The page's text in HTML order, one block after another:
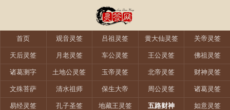
首页 观音灵签 吕祖灵签 黄大仙灵签 关帝灵签
天后灵签 月老灵签 车公灵签 王公灵签 佛祖灵签
诸葛测字 土地公灵签 玉帝灵签 北帝灵签 财神灵签
文殊菩萨 清水祖师 保生大帝 周公灵签 诸葛灵签
易经灵签 孔子圣签 地藏王灵签 五路财神 如意灵签